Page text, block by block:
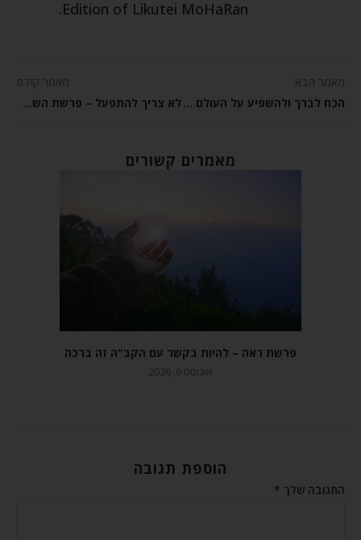
Edition of Likutei MoHaRan.
מאמר הבא
הכח לברך ולהשפיע על העולם – פרשת עקב
מאמר קודם
לא צריך להתפעל – פרשת השבוע ראה
מאמרים קשורים
פרשת ראה – להיות בקשר עם הקב"ה זה ברכה
אוגוסט 6, 2026
הוספת תגובה
התגובה שלך *